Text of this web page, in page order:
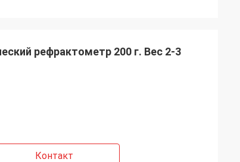
рефрактометр 200 г. Вес 2-3
Контакт